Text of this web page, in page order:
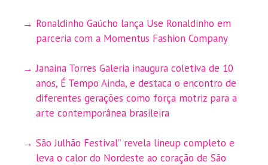
Ronaldinho Gaúcho lança Use Ronaldinho em
parceria com a Momentus Fashion Company
Janaina Torres Galeria inaugura coletiva de 10
anos, É Tempo Ainda, e destaca o encontro de
diferentes gerações como força motriz para a
arte contemporânea brasileira
São Julhão Festival” revela lineup completo e
leva o calor do Nordeste ao coração de São